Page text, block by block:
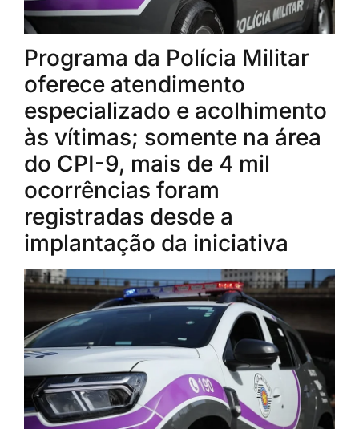
Programa da Polícia Militar
oferece atendimento
especializado e acolhimento
às vítimas; somente na área
do CPI-9, mais de 4 mil
ocorrências foram
registradas desde a
implantação da iniciativa